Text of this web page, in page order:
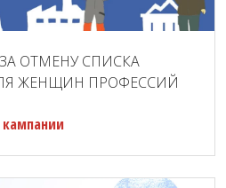
ОТМЕНУ СПИСКА
ЖЕНЩИН ПРОФЕССИЙ